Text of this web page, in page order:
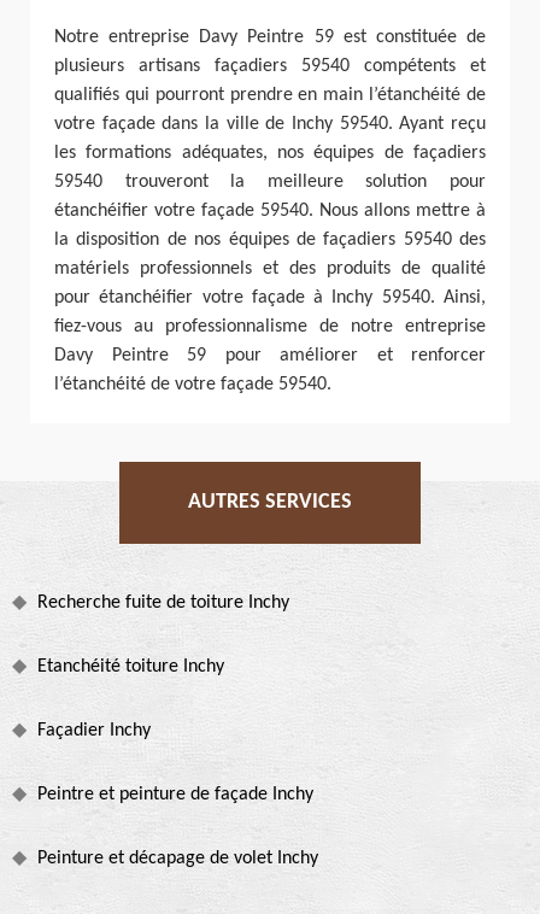
Notre entreprise Davy Peintre 59 est constituée de
plusieurs artisans façadiers 59540 compétents et
qualifiés qui pourront prendre en main l’étanchéité de
votre façade dans la ville de Inchy 59540. Ayant reçu
les formations adéquates, nos équipes de façadiers
59540 trouveront la meilleure solution pour
étanchéifier votre façade 59540. Nous allons mettre à
la disposition de nos équipes de façadiers 59540 des
matériels professionnels et des produits de qualité
pour étanchéifier votre façade à Inchy 59540. Ainsi,
fiez-vous au professionnalisme de notre entreprise
Davy Peintre 59 pour améliorer et renforcer
l’étanchéité de votre façade 59540.
AUTRES SERVICES
Recherche fuite de toiture Inchy
Etanchéité toiture Inchy
Façadier Inchy
Peintre et peinture de façade Inchy
Peinture et décapage de volet Inchy